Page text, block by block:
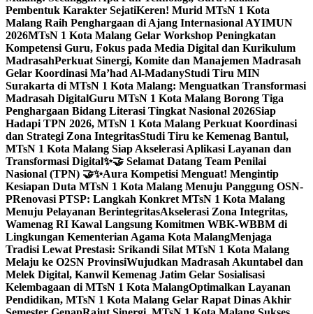
Pembentuk Karakter SejatiKeren! Murid MTsN 1 Kota
Malang Raih Penghargaan di Ajang Internasional AYIMUN
2026MTsN 1 Kota Malang Gelar Workshop Peningkatan
Kompetensi Guru, Fokus pada Media Digital dan Kurikulum
MadrasahPerkuat Sinergi, Komite dan Manajemen Madrasah
Gelar Koordinasi Ma’had Al-MadanyStudi Tiru MIN
Surakarta di MTsN 1 Kota Malang: Menguatkan Transformasi
Madrasah DigitalGuru MTsN 1 Kota Malang Borong Tiga
Penghargaan Bidang Literasi Tingkat Nasional 2026Siap
Hadapi TPN 2026, MTsN 1 Kota Malang Perkuat Koordinasi
dan Strategi Zona IntegritasStudi Tiru ke Kemenag Bantul,
MTsN 1 Kota Malang Siap Akselerasi Aplikasi Layanan dan
Transformasi Digital✨🤝 Selamat Datang Team Penilai
Nasional (TPN) 🤝✨Aura Kompetisi Menguat! Mengintip
Kesiapan Duta MTsN 1 Kota Malang Menuju Panggung OSN-
PRenovasi PTSP: Langkah Konkret MTsN 1 Kota Malang
Menuju Pelayanan BerintegritasAkselerasi Zona Integritas,
Wamenag RI Kawal Langsung Komitmen WBK-WBBM di
Lingkungan Kementerian Agama Kota MalangMenjaga
Tradisi Lewat Prestasi: Srikandi Silat MTsN 1 Kota Malang
Melaju ke O2SN ProvinsiWujudkan Madrasah Akuntabel dan
Melek Digital, Kanwil Kemenag Jatim Gelar Sosialisasi
Kelembagaan di MTsN 1 Kota MalangOptimalkan Layanan
Pendidikan, MTsN 1 Kota Malang Gelar Rapat Dinas Akhir